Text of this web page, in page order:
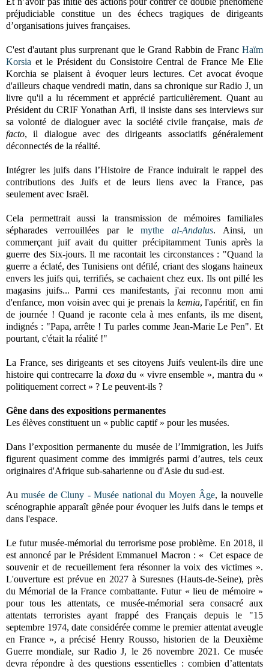
préjudiciable constitue un des échecs tragiques de dirigeants
d’organisations juives françaises.
C'est d'autant plus surprenant que le Grand Rabbin de Franc Haïm
Korsia et le Président du Consistoire Central de France Me Elie
Korchia se plaisent à évoquer leurs lectures. Cet avocat évoque
d'ailleurs chaque vendredi matin, dans sa chronique sur Radio J, un
livre qu'il a lu récemment et apprécié particulièrement. Quant au
Président du CRIF Yonathan Arfi, il insiste dans ses interviews sur
sa volonté de dialoguer avec la société civile française, mais de
facto, il dialogue avec des dirigeants associatifs généralement
déconnectés de la réalité.
Intégrer les juifs dans l’Histoire de France induirait le rappel des
contributions des Juifs et de leurs liens avec la France, pas
seulement avec Israël.
Cela permettrait aussi la transmission de mémoires familiales
sépharades verrouillées par lemytheal-Andalus. Ainsi, un
commerçant juif avait du quitter précipitamment Tunis après la
guerre des Six-jours. Il me racontait les circonstances : "Quand la
guerre a éclaté, des Tunisiens ont défilé, criant des slogans haineux
envers les juifs qui, terrifiés, se cachaient chez eux. Ils ont pillé les
magasins juifs... Parmi ces manifestants, j'ai reconnu mon ami
d'enfance, mon voisin avec qui je prenais la kemia, l'apéritif, en fin
de journée ! Quand je raconte cela à mes enfants, ils me disent,
indignés : "Papa, arrête ! Tu parles comme Jean-Marie Le Pen". Et
pourtant, c'était la réalité !"
La France, ses dirigeants et ses citoyens Juifs veulent-ils dire une
histoire qui contrecarre la doxadu « vivre ensemble », mantra du «
politiquement correct » ? Le peuvent-ils ?
Gêne dans des expositions permanentes
Les élèves constituent un « public captif » pour les musées.
Dans l’exposition permanente du musée de l’Immigration, les Juifs
figurent quasiment comme des immigrés parmi d’autres, tels ceux
originaires d'Afrique sub-saharienne ou d'Asie du sud-est.
Aumusée de Cluny - Musée national du Moyen Âge, la nouvelle
scénographie apparaît gênée pour évoquer les Juifs dans le temps et
dans l'espace.
Le futur musée-mémorial du terrorisme pose problème. En 2018, il
est annoncé par le Président Emmanuel Macron : « Cet espace de
souvenir et de recueillement fera résonner la voix des victimes ».
L'ouverture est prévue en 2027 à Suresnes (Hauts-de-Seine), près
du Mémorial de la France combattante. Futur « lieu de mémoire »
pour tous les attentats, ce musée-mémorial sera consacré aux
attentats terroristes ayant frappé des Français depuis le "15
septembre 1974, date considérée comme le premier attentat aveugle
en France », a précisé Henry Rousso, historien de la Deuxième
Guerre mondiale, sur Radio J, le 26 novembre 2021. Ce musée
devra répondre à des questions essentielles : combien d’attentats